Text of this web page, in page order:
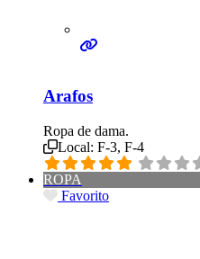
Arafos
Ropa de dama.
Local: F-3, F-4
ROPA
Favorito